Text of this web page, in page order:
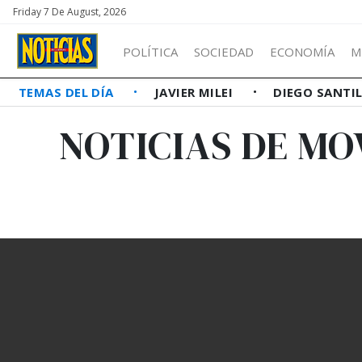
Friday 7 De August, 2026
POLÍTICA SOCIEDAD ECONOMÍA
TEMAS DEL DÍA JAVIER MILEI DIEGO
NOTICIAS DE